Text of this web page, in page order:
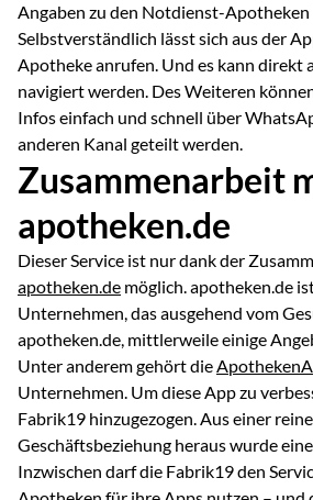
Angaben zu den Notdienst-Apotheken
Selbstverständlich lässt sich aus der
Apotheke anrufen. Und es kann direkt
navigiert werden. Des Weiteren
Infos einfach und schnell über
anderen Kanal geteilt werden.
Zusammenarbeit
apotheken.de
Dieser Service ist nur dank der
apotheken.de möglich. apotheken.de
Unternehmen, das ausgehend vom
apotheken.de, mittlerweile einige
Unter anderem gehört die
Unternehmen. Um diese App zu
Fabrik19 hinzugezogen. Aus einer
Geschäftsbeziehung heraus wurde
Inzwischen darf die Fabrik19 den